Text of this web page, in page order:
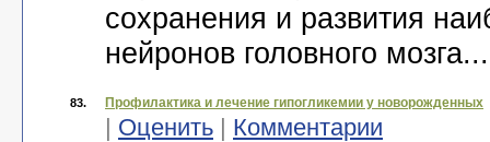
сохранения и развития
нейронов головного
83. Профилактика и лечение гипогликемии у новорожденных
| Оценить | Комментарии